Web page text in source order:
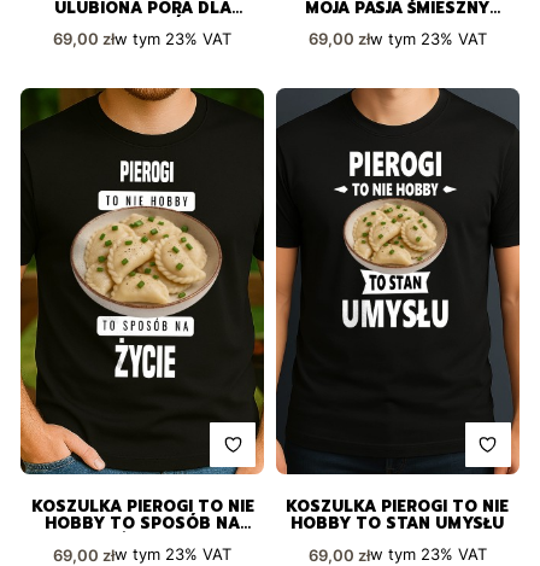
ULUBIONA PORA DLA
PASJONATÓW
Cena brutto
69,00 złw tym 23%VAT
MOJA PASJA ŚMIESZNY
Cena brutto
69,00 złw tym 23% VAT
KOSZULKA PIEROGI TO NIE
HOBBY TO SPOSÓB NA
Cena brutto
69,00 złw tym 23%VAT
KOSZULKA PIEROGI TO NIE
HOBBY TO STAN UMYSŁU
Cena brutto
69,00 złw tym 23% VAT